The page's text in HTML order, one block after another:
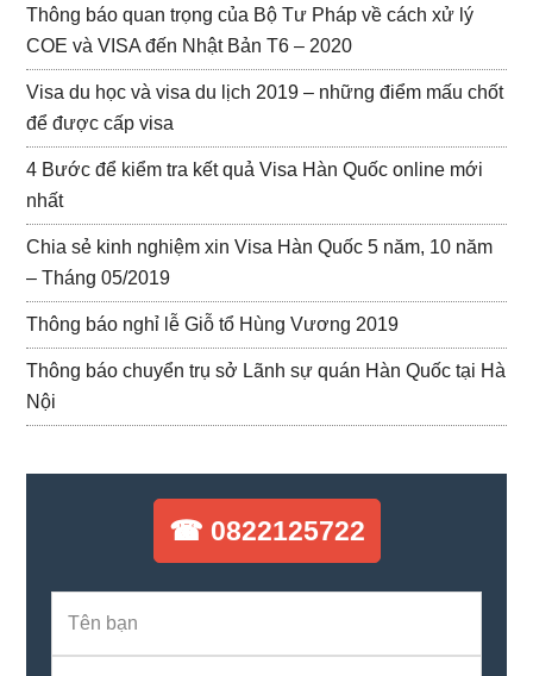
Thông báo quan trọng của Bộ Tư Pháp về cách xử lý
COE và VISA đến Nhật Bản T6 – 2020
Visa du học và visa du lịch 2019 – những điểm mấu chốt
để được cấp visa
4 Bước để kiểm tra kết quả Visa Hàn Quốc online mới
nhất
Chia sẻ kinh nghiệm xin Visa Hàn Quốc 5 năm, 10 năm
– Tháng 05/2019
Thông báo nghỉ lễ Giỗ tổ Hùng Vương 2019
Thông báo chuyển trụ sở Lãnh sự quán Hàn Quốc tại Hà
Nội
☎ 0822125722